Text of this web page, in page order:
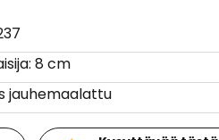
8 cm
jauhemaalattu